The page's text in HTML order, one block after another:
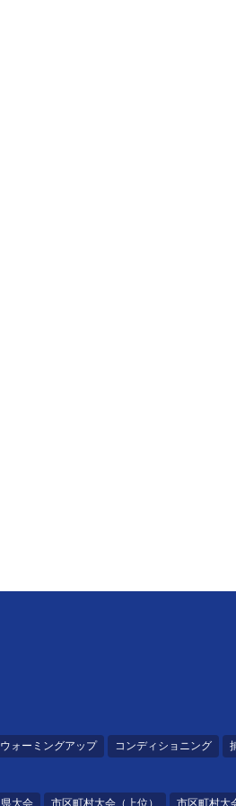
ウォーミングアップ コンディショニング
県大会 市区町村大会（上位） 市区町村大